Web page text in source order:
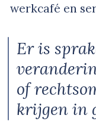
werkcafé en
Er is
of
krijgen in